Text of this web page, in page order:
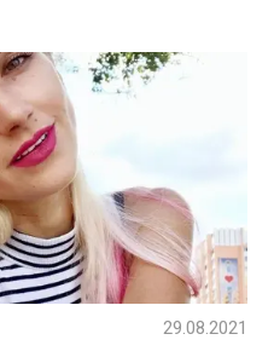
29.08.2021